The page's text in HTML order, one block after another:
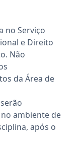
no Serviço
e Direito
Não
da Área de
ambiente de
após o